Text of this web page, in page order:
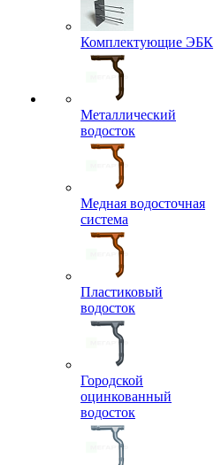
Комплектующие ЭБК
Металлический
водосток
Медная водосточная
система
Пластиковый
водосток
Городской
оцинкованный
водосток